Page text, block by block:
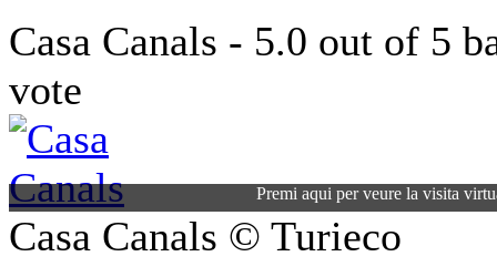
Casa Canals - 5.0 out of 5
vote
Premi aqui per veure la visita
Casa Canals © Turieco